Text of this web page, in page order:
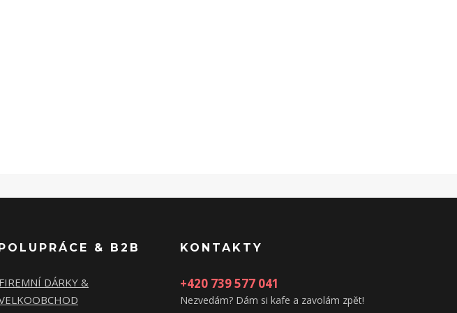
& B2B
FIREMNÍ DÁRKY &
KONTAKTY
+420 739 577 041
Nezvedám? Dám si kafe a zavolám zpět!